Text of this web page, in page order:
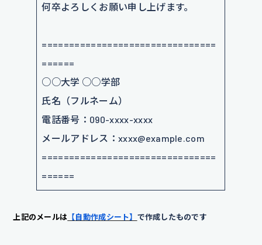
何卒よろしくお願い申し上げます。
================================
======
○○大学 ○○学部
氏名（フルネーム）
電話番号：090-xxxx-xxxx
メールアドレス：xxxx@example.com
================================
======
上記のメールは 【自動作成シート】 で作成したものです